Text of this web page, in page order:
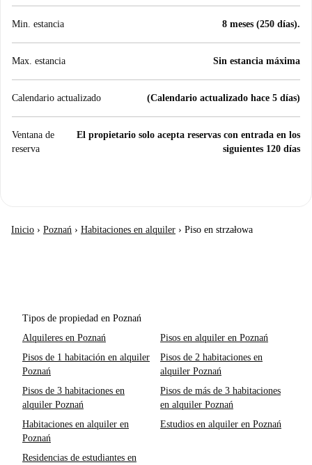
Min. estancia 8 meses (250 días).
Max. estancia Sin estancia máxima
Calendario actualizado (Calendario actualizado hace 5 días)
Ventana de
reserva
El propietario solo acepta reservas con entrada en los
siguientes 120 días
Inicio › Poznań › Habitaciones en alquiler › Piso en strzałowa
Tipos de propiedad en Poznań
Alquileres en Poznań
Pisos en alquiler en Poznań
Pisos de 1 habitación en alquiler
Poznań
Pisos de 2 habitaciones en
alquiler Poznań
Pisos de 3 habitaciones en
alquiler Poznań
Pisos de más de 3 habitaciones
en alquiler Poznań
Habitaciones en alquiler en
Poznań
Estudios en alquiler en Poznań
Residencias de estudiantes en